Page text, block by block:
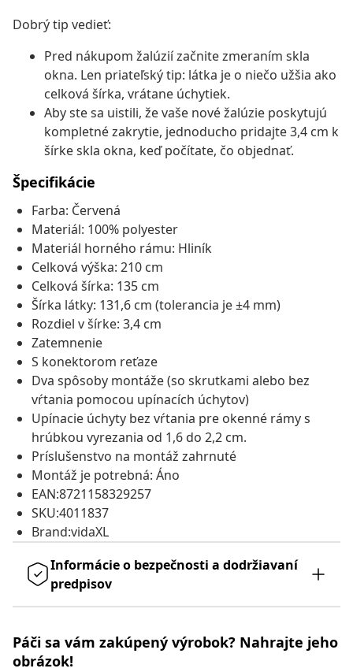
Dobrý tip vedieť:
Pred nákupom žalúzií začnite zmeraním skla
okna. Len priateľský tip: látka je o niečo užšia ako
celková šírka, vrátane úchytiek.
Aby ste sa uistili, že vaše nové žalúzie poskytujú
kompletné zakrytie, jednoducho pridajte 3,4 cm k
šírke skla okna, keď počítate, čo objednať.
Špecifikácie
Farba: Červená
Materiál: 100% polyester
Materiál horného rámu: Hliník
Celková výška: 210 cm
Celková šírka: 135 cm
Šírka látky: 131,6 cm (tolerancia je ±4 mm)
Rozdiel v šírke: 3,4 cm
Zatemnenie
S konektorom reťaze
Dva spôsoby montáže (so skrutkami alebo bez
vŕtania pomocou upínacích úchytov)
Upínacie úchyty bez vŕtania pre okenné rámy s
hrúbkou vyrezania od 1,6 do 2,2 cm.
Príslušenstvo na montáž zahrnuté
Montáž je potrebná: Áno
EAN:8721158329257
SKU:4011837
Brand:vidaXL
Informácie o bezpečnosti a dodržiavaní
predpisov
Páči sa vám zakúpený výrobok? Nahrajte jeho
obrázok!